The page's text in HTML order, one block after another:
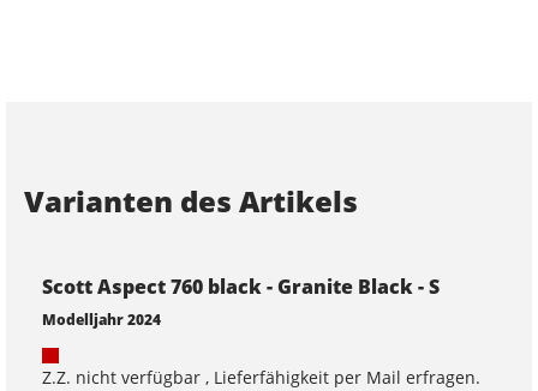
Varianten des Artikels
Scott Aspect 760 black - Granite Black - S
Modelljahr 2024
Z.Z. nicht verfügbar , Lieferfähigkeit per Mail erfragen.